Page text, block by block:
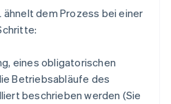
ähnelt dem Prozess bei einer
eines obligatorischen
Betriebsabläufe des
beschrieben werden (Sie